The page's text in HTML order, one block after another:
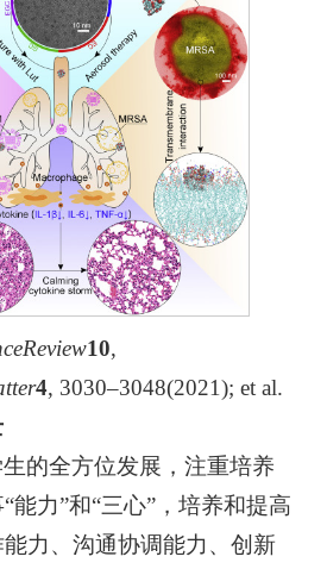
Review10,
4, 3030–3048(2021); et al.
的全方位发展，注重培养
能力”和“三心”，培养和提高
力、沟通协调能力、创新